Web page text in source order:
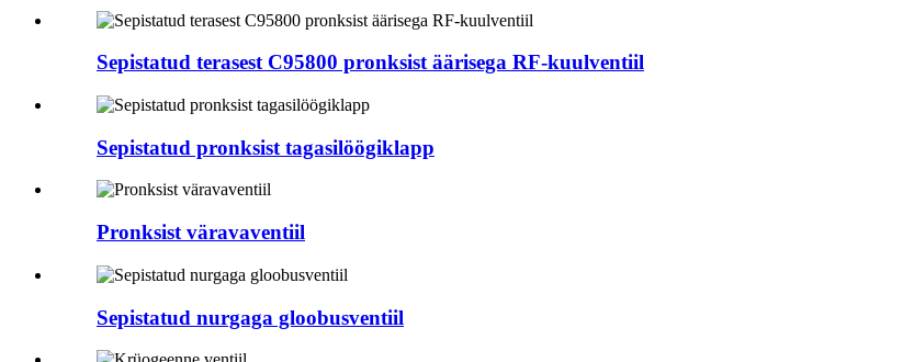
Sepistatud terasest C95800 pronksist äärisega RF-kuulventiil
Sepistatud pronksist tagasilöögiklapp
Pronksist väravaventiil
Sepistatud nurgaga gloobusventiil